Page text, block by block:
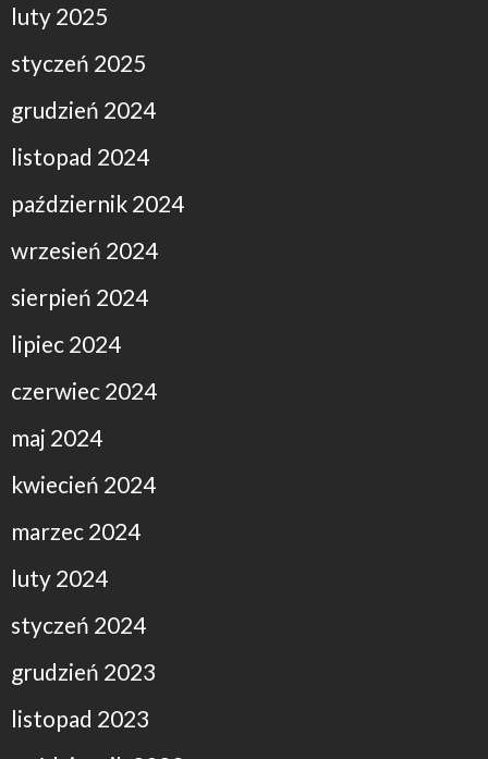
luty 2025
styczeń 2025
grudzień 2024
listopad 2024
październik 2024
wrzesień 2024
sierpień 2024
lipiec 2024
czerwiec 2024
maj 2024
kwiecień 2024
marzec 2024
luty 2024
styczeń 2024
grudzień 2023
listopad 2023